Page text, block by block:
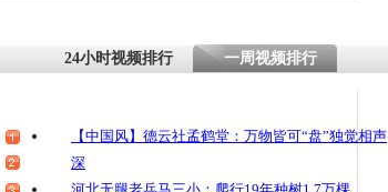
24小时视频排行 一周视频排行
【中国风】德云社孟鹤堂：万物皆可“盘”独觉相声
深